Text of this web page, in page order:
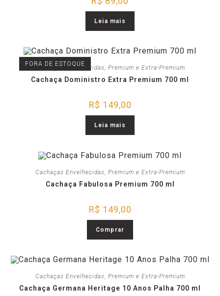
Leia mais
FORA DE ESTOQUE
Cachaças Envelhecidas, Premium e Extra-Premium
Cachaça Doministro Extra Premium 700 ml
R$ 149,00
Leia mais
Cachaças Envelhecidas Premium e Extra-Premium
Cachaça Fabulosa Premium 700 ml
R$ 149,00
Comprar
Cachaças Envelhecidas, Premium e Extra-Premium
Cachaça Germana Heritage 10 Anos Palha 700 ml